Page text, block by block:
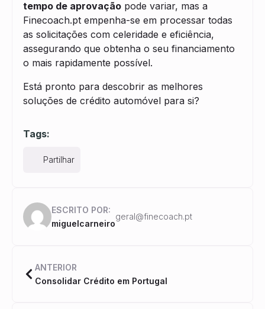
Partilhar
tempo de aprovação pode variar, mas a
Finecoach.pt empenha-se em processar todas
as solicitações com celeridade e eficiência,
assegurando que obtenha o seu financiamento
o mais rapidamente possível.
Está pronto para descobrir as melhores
soluções de crédito automóvel para si?
Tags:
ESCRITO POR:
miguelcarneiro
geral@finecoach.pt
ANTERIOR
Consolidar Crédito em Portugal